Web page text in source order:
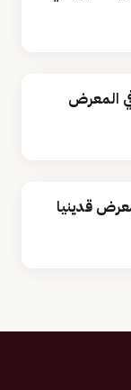
المعرض
قدينيا